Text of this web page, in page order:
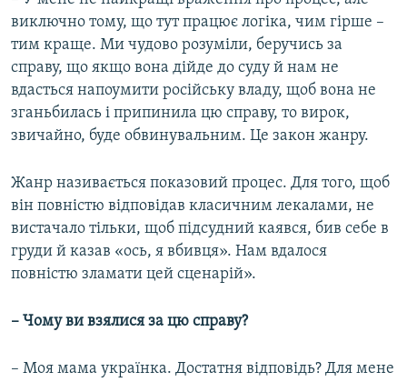
виключно тому, що тут працює логіка, чим гірше –
тим краще. Ми чудово розуміли, беручись за
справу, що якщо вона дійде до суду й нам не
вдасться напоумити російську владу, щоб вона не
зганьбилась і припинила цю справу, то вирок,
звичайно, буде обвинувальним. Це закон жанру.
Жанр називається показовий процес. Для того, щоб
він повністю відповідав класичним лекалами, не
вистачало тільки, щоб підсудний каявся, бив себе в
груди й казав «ось, я вбивця». Нам вдалося
повністю зламати цей сценарій».
– Чому ви взялися за цю справу?
– Моя мама українка. Достатня відповідь? Для мене